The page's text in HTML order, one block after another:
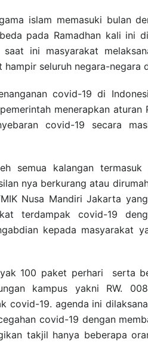
islam memasuki bulan
pada Ramadhan kali ini
ini masyarakat
seluruh negara-negara
covid-19 di
menerapkan aturan
covid-19 secara
semua kalangan termasuk
nya berkurang atau
Nusa Mandiri Jakarta
terdampak covid-19
kepada masyarakat
100 paket perhari serta
kampus yakni RW.
covid-19. agenda ini
covid-19 dengan
takjil hanya beberapa